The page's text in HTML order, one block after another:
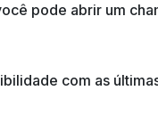
pode abrir um
com as